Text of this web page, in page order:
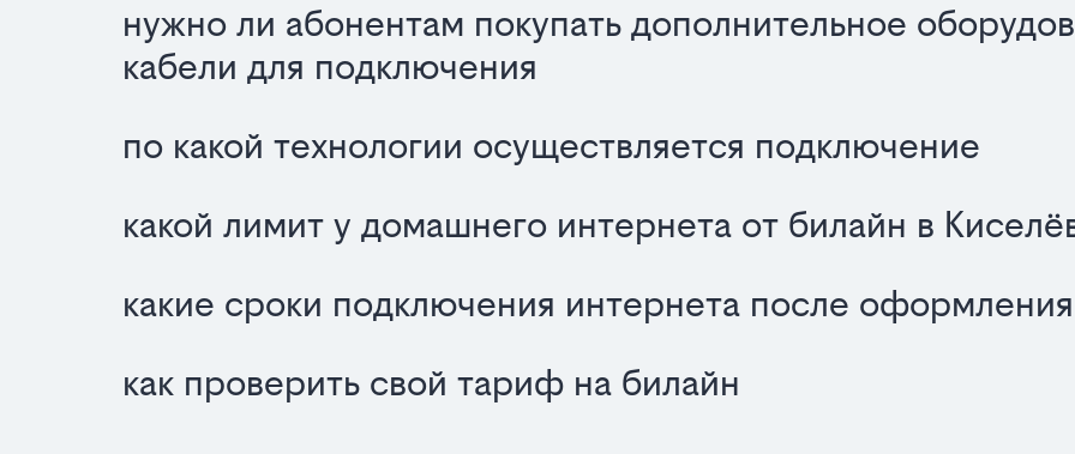
нужно ли абонентам покупать дополнительное
кабели для подключения
по какой технологии осуществляется подключение
какой лимит у домашнего интернета от билайн в
какие сроки подключения интернета после оформления
как проверить свой тариф на билайн